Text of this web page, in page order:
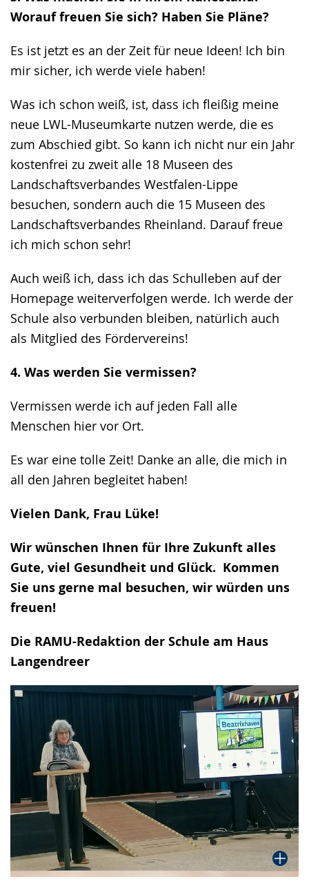
Worauf freuen Sie sich? Haben Sie Pläne?
Es ist jetzt es an der Zeit für neue Ideen! Ich bin
mir sicher, ich werde viele haben!
Was ich schon weiß, ist, dass ich fleißig meine
neue LWL-Museumkarte nutzen werde, die es
zum Abschied gibt. So kann ich nicht nur ein Jahr
kostenfrei zu zweit alle 18 Museen des
Landschaftsverbandes Westfalen-Lippe
besuchen, sondern auch die 15 Museen des
Landschaftsverbandes Rheinland. Darauf freue
ich mich schon sehr!
Auch weiß ich, dass ich das Schulleben auf der
Homepage weiterverfolgen werde. Ich werde der
Schule also verbunden bleiben, natürlich auch
als Mitglied des Fördervereins!
4. Was werden Sie vermissen?
Vermissen werde ich auf jeden Fall alle
Menschen hier vor Ort.
Es war eine tolle Zeit! Danke an alle, die mich in
all den Jahren begleitet haben!
Vielen Dank, Frau Lüke!
Wir wünschen Ihnen für Ihre Zukunft alles
Gute, viel Gesundheit und Glück. Kommen
Sie uns gerne mal besuchen, wir würden uns
freuen!
Die RAMU-Redaktion der Schule am Haus
Langendreer